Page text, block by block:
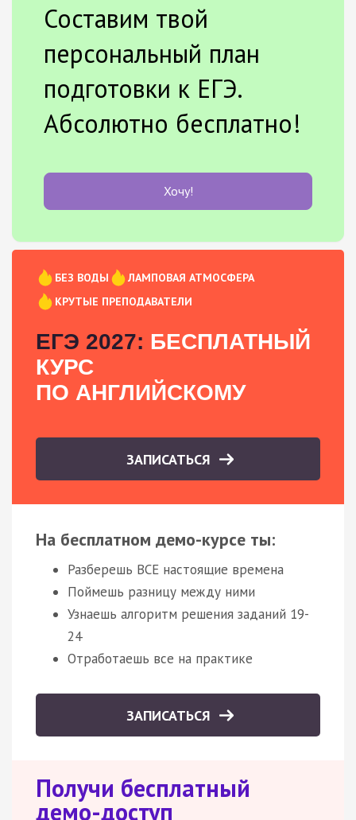
Составим твой
персональный план
подготовки к ЕГЭ.
Абсолютно бесплатно!
Хочу!
БЕЗ ВОДЫ
ЛАМПОВАЯ АТМОСФЕРА
КРУТЫЕ ПРЕПОДАВАТЕЛИ
ЕГЭ 2027: БЕСПЛАТНЫЙ
КУРС
ПО АНГЛИЙСКОМУ
ЗАПИСАТЬСЯ
На бесплатном демо-курсе ты:
Разберешь ВСЕ настоящие времена
Поймешь разницу между ними
Узнаешь алгоритм решения заданий 19-
24
Отработаешь все на практике
ЗАПИСАТЬСЯ
Получи бесплатный
демо-доступ